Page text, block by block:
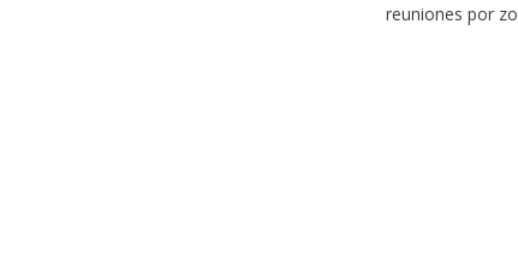
reuniones por